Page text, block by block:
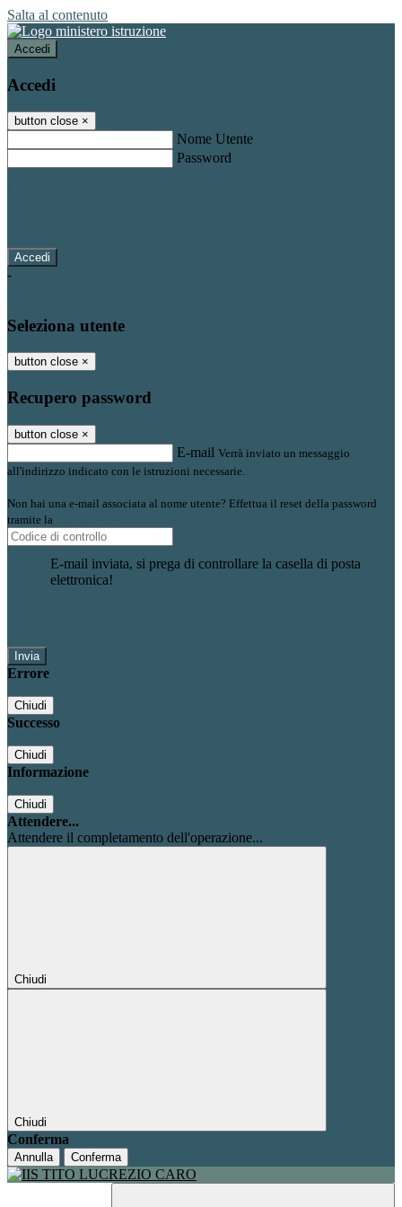
Salta al contenuto
Accedi
Accedi
button close ×
Nome Utente
Password
-
Seleziona utente
button close ×
Recupero password
button close ×
E-mail Verrà inviato un messaggio
all'indirizzo indicato con le istruzioni necessarie.
Non hai una e-mail associata al nome utente? Effettua il reset della password
tramite la
E-mail inviata, si prega di controllare la casella di posta
elettronica!
Errore
Chiudi
Successo
Chiudi
Informazione
Chiudi
Attendere...
Attendere il completamento dell'operazione...
Chiudi
Chiudi
Conferma
Annulla Conferma